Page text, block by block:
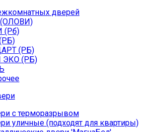
дверей
(ОЛОВИ)
(Рб)
(РБ)
ЭКО (РБ)
с терморазрывом
уличные (подходят для квартиры)